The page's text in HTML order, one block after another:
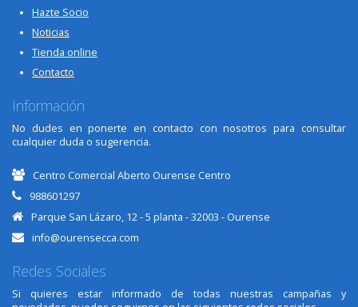
Hazte Socio
Noticias
Tienda online
Contacto
Información
No dudes en ponerte en contacto con nosotros para consultar
cualquier duda o sugerencia.
Centro Comercial Aberto Ourense Centro
988601297
Parque San Lázaro, 12 - 5 planta - 32003 - Ourense
info@ourensecca.com
Redes Sociales
Si quieres estar informado de todas nuestras campañas y